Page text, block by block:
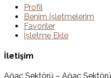
Profil
Benim İşletmelerim
Favoriler
İşletme Ekle
İletişim
Ağaç Sektörü – Ağaç